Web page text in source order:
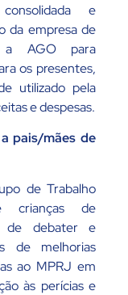
e
da empresa de
a AGO para
os presentes,
utilizado pela
e despesas.
pais/mães de
de Trabalho
de
de debater e
de melhorias
ao MPRJ em
às perícias e